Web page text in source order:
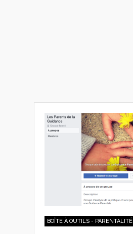
BOÎTE À OUTILS - PARENTALITÉ